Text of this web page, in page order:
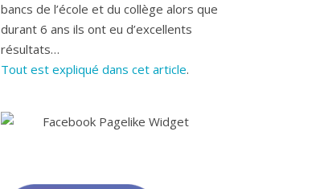
bancs de l’école et du collège alors que
durant 6 ans ils ont eu d’excellents
résultats…
Tout est expliqué dans cet article.